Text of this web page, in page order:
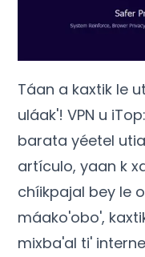
Táan a kaxtik le
uláak'! VPN u
barata yéetel
artículo, yaan k
chíikpajal bey le
máako'obo',
mixba'al ti'